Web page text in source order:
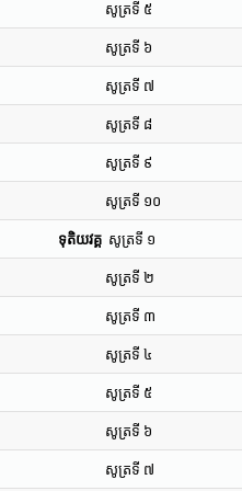
សូត្រទី ៥
សូត្រទី ៦
សូត្រទី ៧
សូត្រទី ៨
សូត្រទី ៩
សូត្រទី ១០
ទុតិយវគ្គ សូត្រទី ១
សូត្រទី ២
សូត្រទី ៣
សូត្រទី ៤
សូត្រទី ៥
សូត្រទី ៦
សូត្រទី ៧